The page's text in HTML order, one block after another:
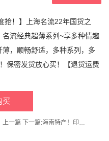
抢！】上海名流22年国货之
流经典超薄系列~享多种情趣
，顺畅舒适，多种系列，多
保密发货放心买！【退货运费
买
上一篇 下一篇: 海南特产！印象南国食品专营！南国大礼盒装547g/5袋